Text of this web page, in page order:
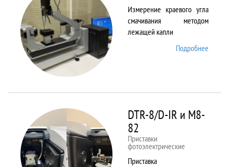
Измерение краевого угла
смачивания методом
лежащей капли
Подробнее
DTR-8/D-IR и М8-
82
Приставки
фотоэлектрические
Приставка